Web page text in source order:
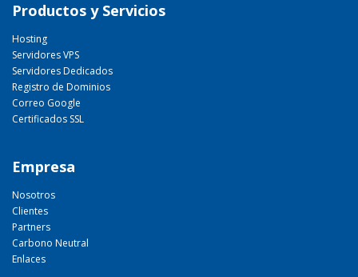
Productos y Servicios
Hosting
Servidores VPS
Servidores Dedicados
Registro de Dominios
Correo Google
Certificados SSL
Empresa
Nosotros
Clientes
Partners
Carbono Neutral
Enlaces